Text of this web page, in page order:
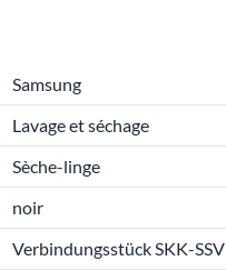
Samsung
Lavage et séchage
Sèche-linge
noir
Verbindungsstück SKK-SSV